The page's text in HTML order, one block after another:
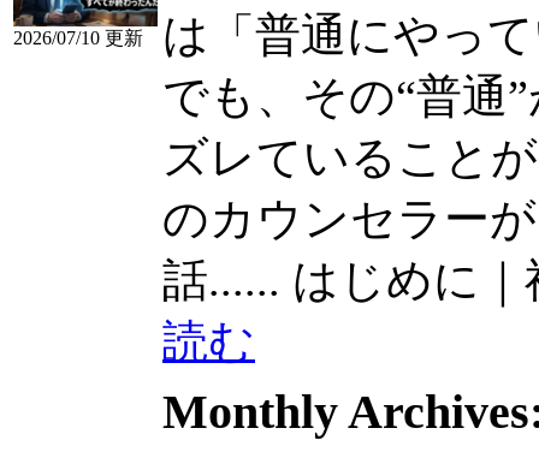
2026/07/10 更新
は「普通にやっ
でも、その“普通
ズレていること
のカウンセラー
話...... はじめに｜
読む
Monthly